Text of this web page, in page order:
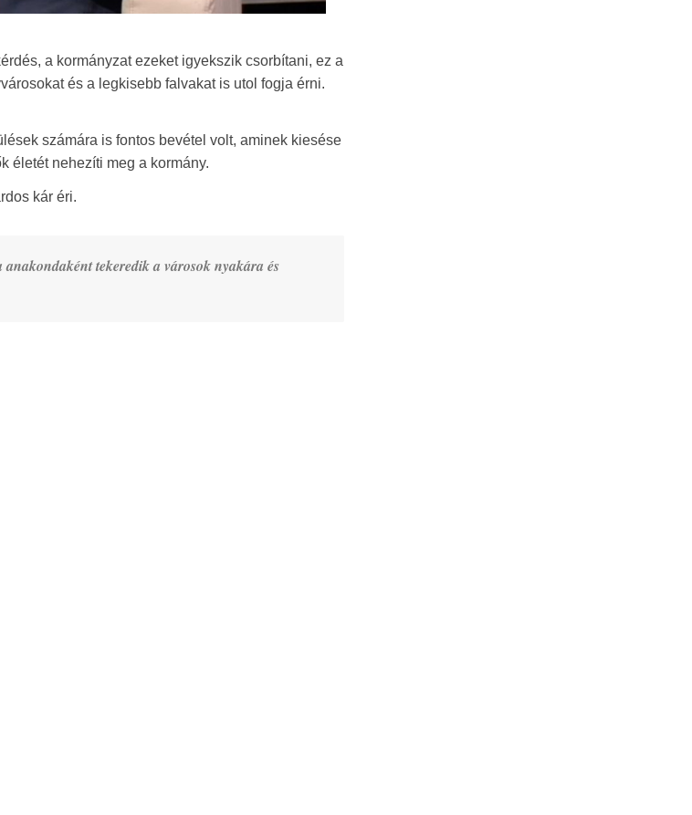
a kormányzat ezeket igyekszik csorbítani, ez a
és a legkisebb falvakat is utol fogja érni.
számára is fontos bevétel volt, aminek kiesése
életét nehezíti meg a kormány.
kár éri.
tekeredik a városok nyakára és